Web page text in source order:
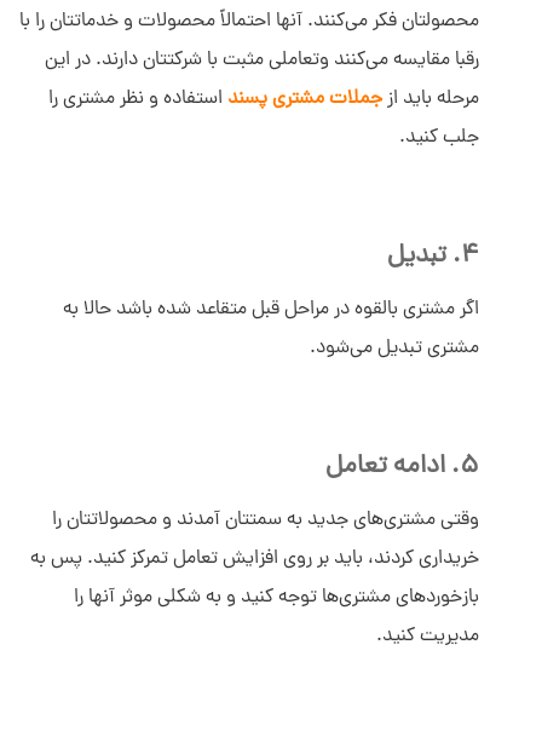
محصولتان فکر می‌کنند. آنها احتمالاً محصولات و خدماتتان را با
رقبا مقایسه می‌کنند وتعاملی مثبت با شرکتتان دارند. در این
مرحله باید ازجملات مشتری پسند استفاده و نظر مشتری را
جلب کنید.
4. تبدیل
اگر مشتری بالقوه در مراحل قبل متقاعد شده باشد حالا به
مشتری تبدیل می‌شود.
5. ادامه تعامل
وقتی مشتری‌های جدید به سمتتان آمدند و محصولاتتان را
خریداری کردند، باید بر روی افزایش تعامل تمرکز کنید. پس به
بازخوردهای مشتری‌ها توجه کنید و به شکلی موثر آنها را
مدیریت کنید.